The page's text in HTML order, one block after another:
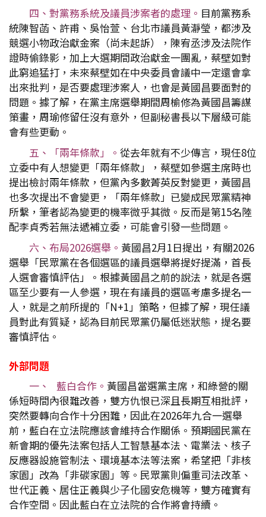
四、對黨務系統及議員涉案者的處理。 目前黨務系
統陳智菡、許甫、吳怡萱、台北市議員黃瀞瑩，都涉及
競選小物政治獻金案（尚未起訴），陳宥丞涉及法院作
證時偷錄影，加上大選期間政治獻金一團亂，蔡壁如對
此窮追猛打，未來蔡壁如在中央委員會議中一定還會拿
出來批判，是否要處理涉案人，也會是黃國昌要面對的
問題。據了解，在黨主席選舉期間周榆修為黃國昌籌謀
策畫，周瑜修留任沒有意外，但副秘書長以下層級可能
會有些更動。
五、「兩年條款」。 從去年就有不少傳言，現任8位
立委中有人想變更「兩年條款」，蔡壁如參選主席時也
提出檢討兩年條款，但黨內多數菁英反對變更，黃國昌
也多次提出不會變更，「兩年條款」已變成民眾黨精神
所繫，筆者認為變更的機率微乎其微。反而是第15名陸
配李貞秀若無法遞補立委，可能會引發一些問題。
六、布局2026選舉。 黃國昌2月1日提出，有關2026
選舉「民眾黨在各個選區的議員選舉將提好提滿，首長
人選會審慎評估」。根據黃國昌之前的說法，就是各選
區至少要有一人參選，現在有議員的選區考慮多提名一
人，就是之前所提的「N+1」策略，但據了解，現任議
員對此有質疑，認為目前民眾黨仍屬低迷狀態，提名要
審慎評估。
外部問題
一、 藍白合作。 黃國昌當選黨主席，和綠營的關
係短時間內很難改善，雙方仇恨已深且長期互相批評，
突然要轉向合作十分困難，因此在2026年九合一選舉
前，藍白在立法院應該會維持合作關係。預期國民黨在
新會期的優先法案包括人工智慧基本法、電業法、核子
反應器設施管制法、環境基本法等法案，希望把「非核
家園」改為「非碳家園」等。民眾黨則偏重司法改革、
世代正義、居住正義與少子化國安危機等，雙方確實有
合作空間。因此藍白在立法院的合作將會持續。